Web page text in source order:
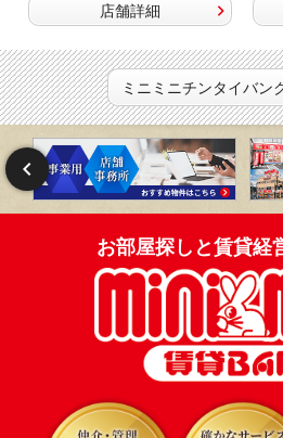
店舗詳細
ミニミニチンタイバン
お部屋探しと賃貸経